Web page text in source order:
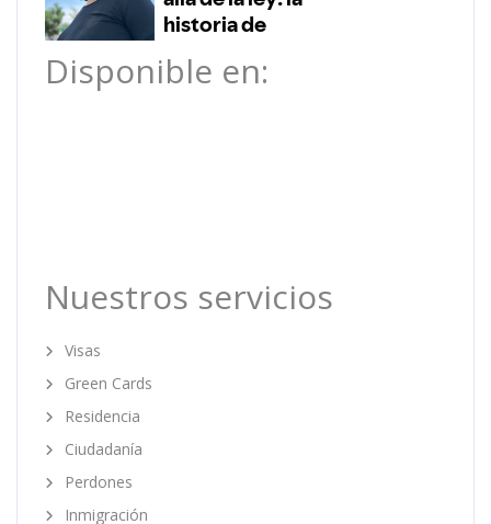
Disponible en:
Nuestros servicios
Visas
Green Cards
Residencia
Ciudadanía
Perdones
Inmigración